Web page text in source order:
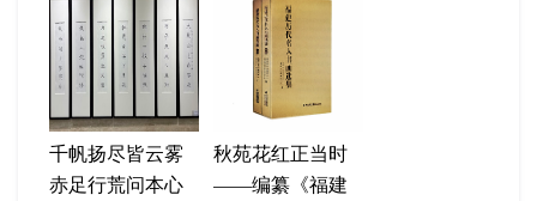
千帆扬尽皆云雾
赤足行荒问本心
秋苑花红正当时
——编纂《福建